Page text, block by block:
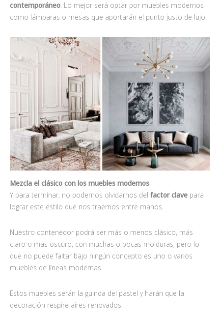
contemporáneo. Lo mejor será optar por muebles modernos
como lámparas o mesas que aportarán el punto justo de lujo.
Mezcla el clásico con los muebles modernos
Y para terminar, no podemos olvidarnos del factor clave para
lograr este estilo que nos traemos entre manos.
Nuestro contenedor podrá ser más o menos clásico, más
claro o más oscuro, con muchas o pocas molduras, pero lo
que no puede faltar bajo ningún concepto es uno o varios
muebles de líneas modernas.
Estos muebles serán la guinda del pastel y harán que la
decoración respire aires renovados.